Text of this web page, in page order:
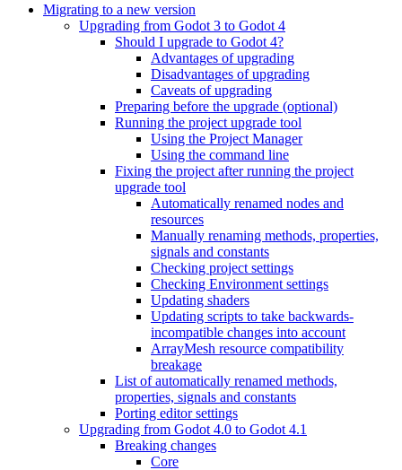
Migrating to a new version
Upgrading from Godot 3 to Godot 4
Should I upgrade to Godot 4?
Advantages of upgrading
Disadvantages of upgrading
Caveats of upgrading
Preparing before the upgrade (optional)
Running the project upgrade tool
Using the Project Manager
Using the command line
Fixing the project after running the project
upgrade tool
Automatically renamed nodes and
resources
Manually renaming methods, properties,
signals and constants
Checking project settings
Checking Environment settings
Updating shaders
Updating scripts to take backwards-
incompatible changes into account
ArrayMesh resource compatibility
breakage
List of automatically renamed methods,
properties, signals and constants
Porting editor settings
Upgrading from Godot 4.0 to Godot 4.1
Breaking changes
Core